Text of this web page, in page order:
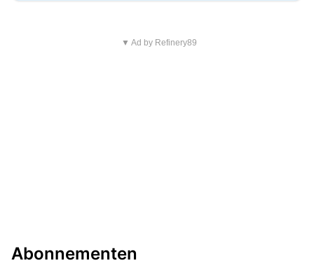
▼ Ad by Refinery89
Abonnementen